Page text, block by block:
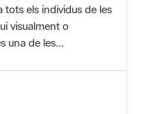
Diputació de